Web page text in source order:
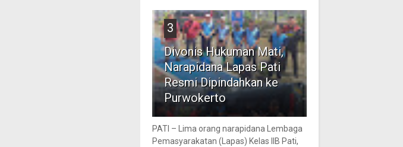
3
Divonis Hukuman Mati,
Narapidana Lapas Pati
Resmi Dipindahkan ke
Purwokerto
PATI – Lima orang narapidana Lembaga
Pemasyarakatan (Lapas) Kelas IIB Pati,